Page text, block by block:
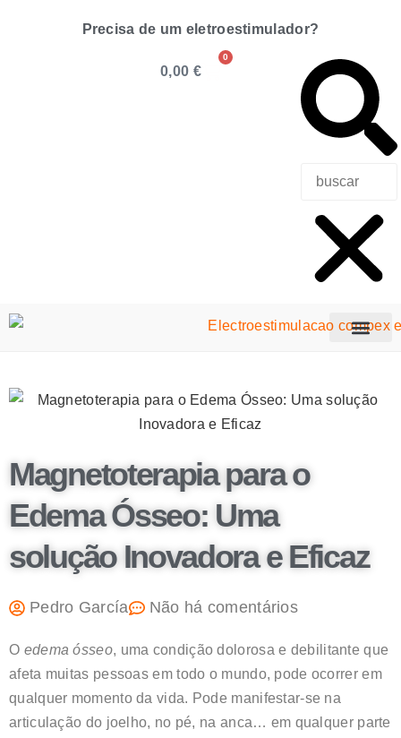
Precisa de um eletroestimulador?
0,00 €
0
Magnetoterapia para o
Edema Ósseo: Uma
solução Inovadora e Eficaz
Pedro García Não há comentários
O edema ósseo, uma condição dolorosa e debilitante que
afeta muitas pessoas em todo o mundo, pode ocorrer em
qualquer momento da vida. Pode manifestar-se na
articulação do joelho, no pé, na anca… em qualquer parte